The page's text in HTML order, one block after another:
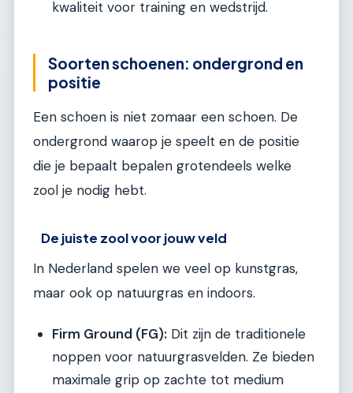
kwaliteit voor training en wedstrijd.
Soorten schoenen: ondergrond en
positie
Een schoen is niet zomaar een schoen. De
ondergrond waarop je speelt en de positie
die je bepaalt bepalen grotendeels welke
zool je nodig hebt.
De juiste zool voor jouw veld
In Nederland spelen we veel op kunstgras,
maar ook op natuurgras en indoors.
Firm Ground (FG): Dit zijn de traditionele
noppen voor natuurgrasvelden. Ze bieden
maximale grip op zachte tot medium